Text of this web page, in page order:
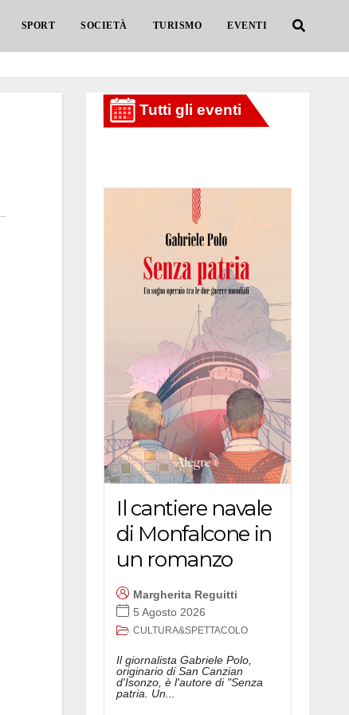
SPORT SOCIETÀ TURISMO EVENTI
Il cantiere navale
di Monfalcone in
un romanzo
Margherita Reguitti
5 Agosto 2026
CULTURA&SPETTACOLO
Il giornalista Gabriele Polo,
originario di San Canzian
d'Isonzo, è l'autore di "Senza
patria. Un...